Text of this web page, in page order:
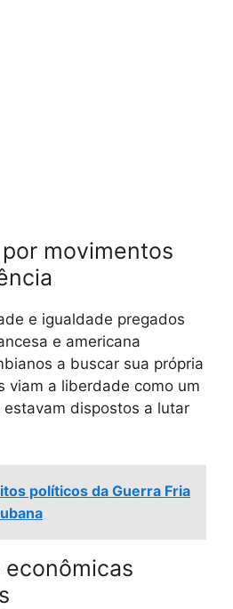
movimentos
e igualdade pregados
e americana
a buscar sua própria
viam a liberdade como um
dispostos a lutar
políticos da Guerra Fria